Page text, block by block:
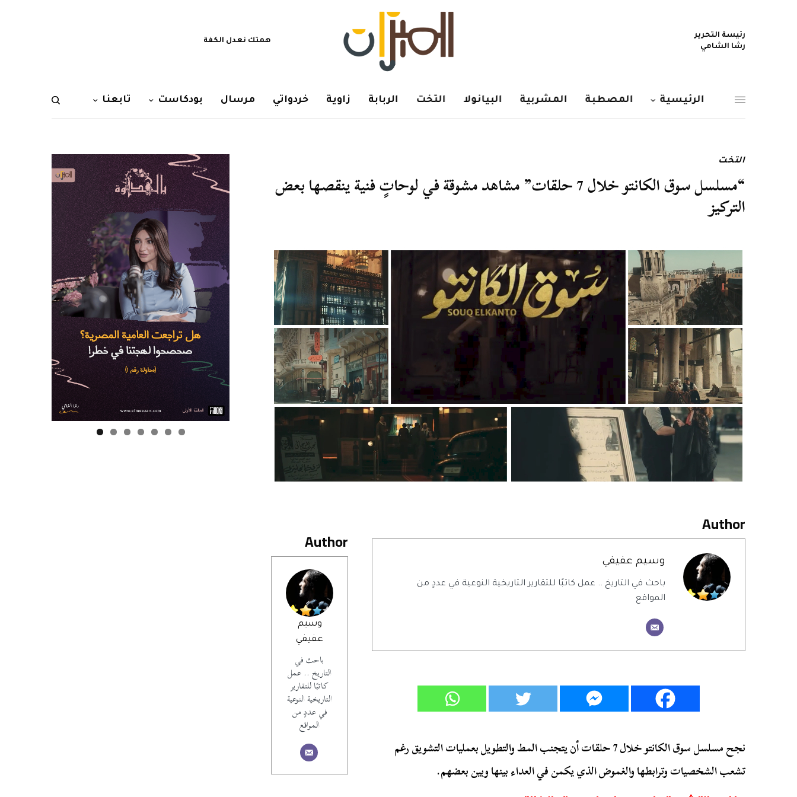
رئيسة التحرير
رشا الشامي
همتك نعدل الكفة
الرئيسية المصطبة المشربية البيانولا التخت الربابة زاوية خردواتي مرسال بودكاست تابعنا
التخت
“مسلسل سوق الكانتو خلال 7 حلقات” مشاهد مشوقة في لوحاتٍ فنية ينقصها بعض
التركيز
Author
وسيم
عفيفي
باحث في
التاريخ .. عمل
كاتبًا للتقارير
التاريخية النوعية
في عددٍ من
المواقع
Author
وسيم عفيفي
باحث في التاريخ .. عمل كاتبًا للتقارير التاريخية النوعية في عددٍ من
المواقع
نجح مسلسل سوق الكانتو خلال 7 حلقات أن يتجنب المط والتطويل بعمليات التشويق رغم
تشعب الشخصيات وترابطها والغموض الذي يكمن في العداء بينها وبين بعضهم.